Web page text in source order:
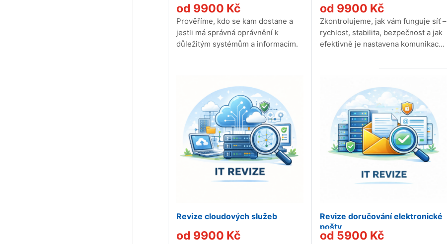
od 9900 Kč
Prověříme, kdo se kam dostane a
jestli má správná oprávnění k
důležitým systémům a informacím.
od 9900 Kč
Zkontrolujeme, jak vám funguje síť –
rychlost, stabilita, bezpečnost a jak
efektivně je nastavena komunikace
Revize cloudových služeb
od 9900 Kč
Revize doručování elektronické
pošty
od 5900 Kč